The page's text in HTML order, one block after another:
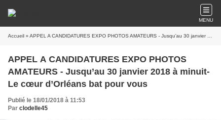
MENU
Accueil » APPEL A CANDIDATURES EXPO PHOTOS AMATEURS - Jusqu’au 30 janvier 2018 à minuit- Le cœur d’Orléans bat pour vous
APPEL A CANDIDATURES EXPO PHOTOS
AMATEURS - Jusqu’au 30 janvier 2018 à minuit-
Le cœur d’Orléans bat pour vous
Publié le 18/01/2018 à 11:53
Par clodelle45